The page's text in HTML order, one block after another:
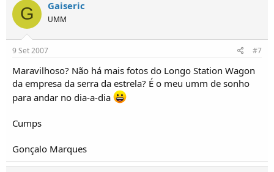
G Gaiseric
UMM
9 Set 2007 #7
Maravilhoso? Não há mais fotos do Longo Station Wagon
da empresa da serra da estrela? É o meu umm de sonho
para andar no dia-a-dia
Cumps
Gonçalo Marques